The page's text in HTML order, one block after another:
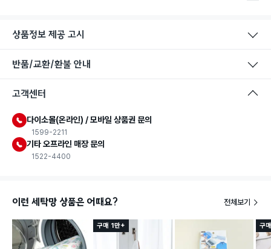
상품정보 제공 고시
반품/교환/환불 안내
고객센터
다이소몰(온라인) / 모바일 상품권 문의
1599-2211
기타 오프라인 매장 문의
1522-4400
이런 세탁망 상품은 어때요? 전체보기
구매 1만+ 구